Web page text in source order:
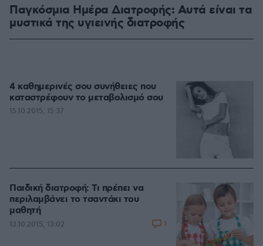
Παγκόσμια Ημέρα Διατροφής: Αυτά είναι τα
μυστικά της υγιεινής διατροφής
4 καθημερινές σου συνήθειες που
καταστρέφουν το μεταβολισμό σου
15.10.2015, 15:37
Παιδική διατροφή: Τι πρέπει να
περιλαμβάνει το τσαντάκι του
μαθητή
13.10.2015, 13:02 1